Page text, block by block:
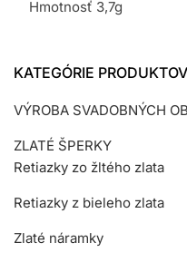
Hmotnosť 3,7g
KATEGÓRIE PRODUKTOV
VÝROBA SVADOBNÝCH
ZLATÉ ŠPERKY
Retiazky zo žltého zlata
Retiazky z bieleho zlata
Zlaté náramky